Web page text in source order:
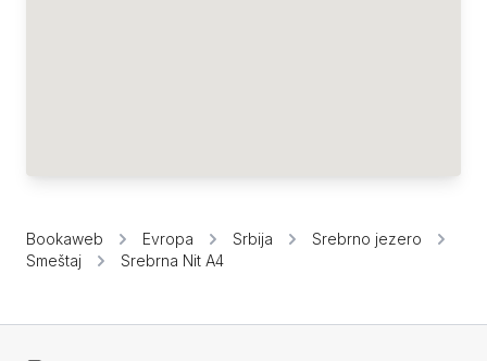
Bookaweb Evropa Srbija
Srebrno jezero
Smeštaj
Srebrna Nit A4